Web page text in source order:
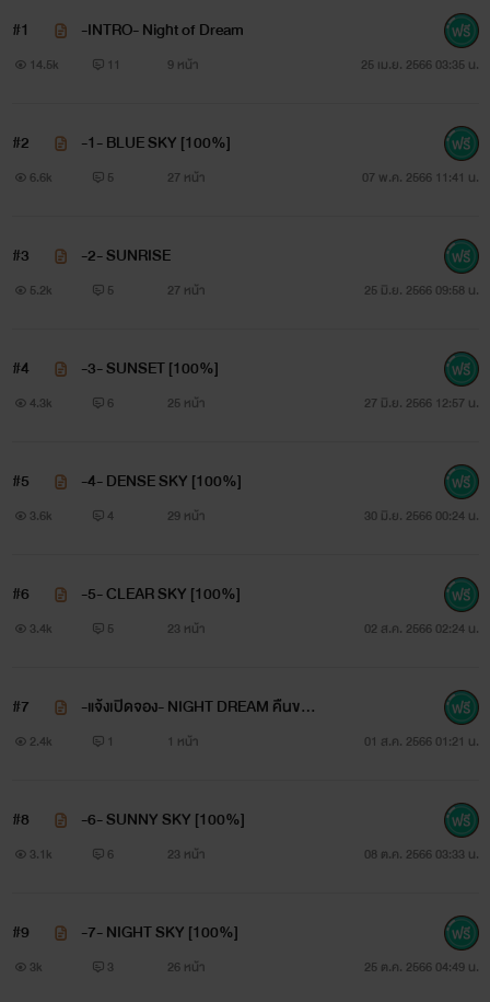
#1 -INTRO- Night of Dream
14.5k 11 9 หน้า 25 เม.ย. 2566 03:35 น.
#2 -1- BLUE SKY [100%]
6.6k 5 27 หน้า 07 พ.ค. 2566 11:41 น.
#3 -2- SUNRISE
5.2k 5 27 หน้า 25 มิ.ย. 2566 09:58 น.
#4 -3- SUNSET [100%]
4.3k 6 25 หน้า 27 มิ.ย. 2566 12:57 น.
#5 -4- DENSE SKY [100%]
3.6k 4 29 หน้า 30 มิ.ย. 2566 00:24 น.
#6 -5- CLEAR SKY [100%]
3.4k 5 23 หน้า 02 ส.ค. 2566 02:24 น.
#7
-แจ้งเปิดจอง- NIGHT DREAM คืนของ
ฉันฝันของเธอ
2.4k 1 1 หน้า 01 ส.ค. 2566 01:21 น.
#8 -6- SUNNY SKY [100%]
3.1k 6 23 หน้า 08 ต.ค. 2566 03:33 น.
#9 -7- NIGHT SKY [100%]
3k 3 26 หน้า 25 ต.ค. 2566 04:49 น.